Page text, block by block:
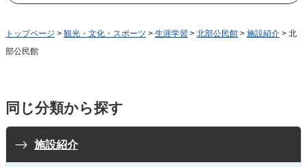
トップページ > 観光・文化・スポーツ > 生涯学習 > 北部公民館 > 施設紹介 > 北
部公民館
同じ分類から探す
施設紹介